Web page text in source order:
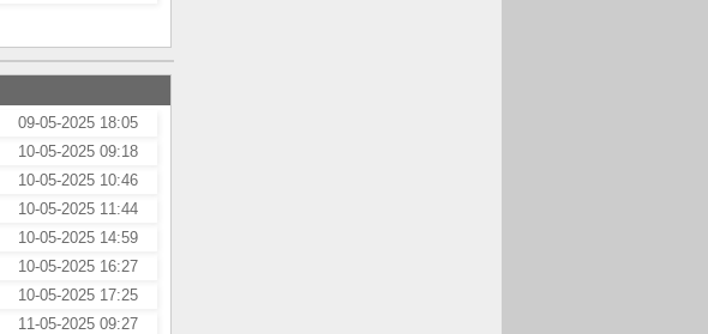
09-05-2025 18:05
10-05-2025 09:18
10-05-2025 10:46
10-05-2025 11:44
10-05-2025 14:59
10-05-2025 16:27
10-05-2025 17:25
11-05-2025 09:27